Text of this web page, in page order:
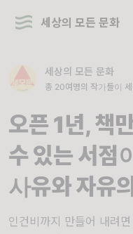
세상의 모든 문화
세상의 모든 문화
총 20여명의 작가들이
오픈 1년, 책
수 있는 서점
사유와 자유
인건비까지 만들어 내려